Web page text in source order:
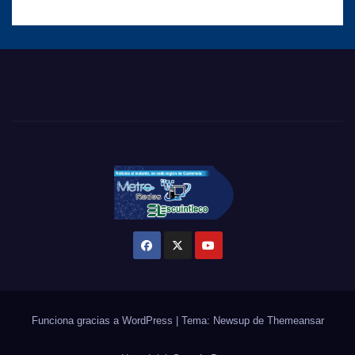
Funciona gracias a WordPress Tema: Newsup de Themeansar